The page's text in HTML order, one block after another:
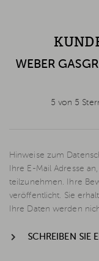
WEBER
5 von 5
Hinweise zum
Ihre E-Mail Adresse
teilzunehmen. Ihre
veröffentlicht. Sie
Ihre Daten werden
SCHREIBEN SIE